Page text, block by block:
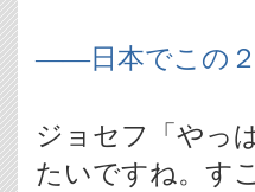
――日本でこの２
ジョセフ「やっ
たいですね。す